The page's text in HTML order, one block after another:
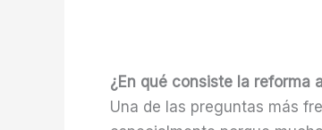
¿En qué consiste la reforma
Una de las preguntas más